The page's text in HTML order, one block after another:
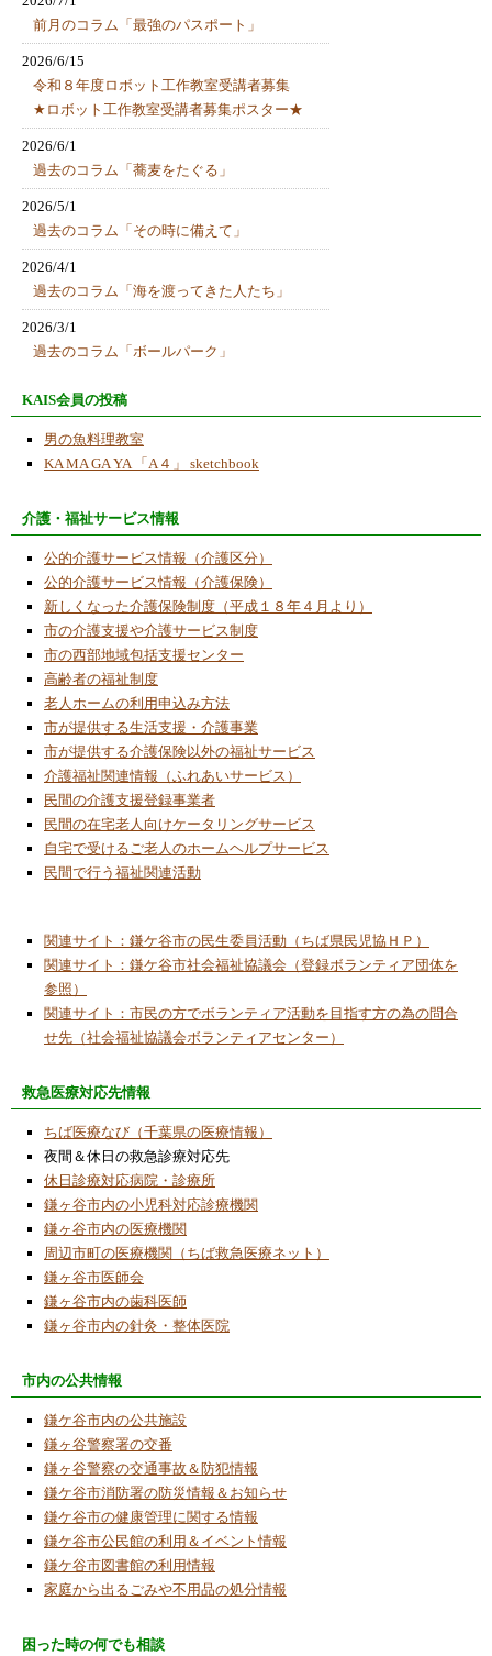
前月のコラム「最強のパスポート」
2026/6/15
令和８年度ロボット工作教室受講者募集
★ロボット工作教室受講者募集ポスター★
2026/6/1
過去のコラム「蕎麦をたぐる」
2026/5/1
過去のコラム「その時に備えて」
2026/4/1
過去のコラム「海を渡ってきた人たち」
2026/3/1
過去のコラム「ボールパーク」
ゼスチャー顔認識センサーロボット
2026/1/8
ご注意ください！！当ＮＰＯ法人では「アカ
ルは一切発信しておりません。個人の情報漏
認」サイトや【サポート窓口】kamagaya-
info.com への返信メールやフリーダイヤルの
カスタマーサポートへの電話連絡は一切行わ
ないようにお願い致します。
2026/1/1
あけましておめでとうございます
2025/12/1
モノづくりの国
2025/11/1
ソフト・パワー
2025/9/22
中央公民館委託事業「子ども科学ワークショ
2025/9/1
ガストロノミー ツーリズム
2025/8/12
中央公民館委託事業「デジタルワークショッ
2025/7/3
今月のコラムはお休みです
2025/6/3
中央公民館「デジタルワークショップ」講座
開催に協力
2025/6/3
令和７年度「ロボット工作教室」受講希望者
募集中
2025/6/3
７年度事業活動計画」について更新致しまし
た。
2025/6/1
泊食分離
2024/12/4
市立五本松小学校５年生向けのプログラム学
習体験講座を開催
2024/9/21
ップ」で電気の仕組みを知ろうのイベントで
KAIS会員の投稿
男の魚料理教室
KA MA GA YA 「A４」 sketchbook
介護・福祉サービス情報
公的介護サービス情報（介護区分）
公的介護サービス情報（介護保険）
新しくなった介護保険制度（平成１８年４月より）
市の介護支援や介護サービス制度
市の西部地域包括支援センター
高齢者の福祉制度
老人ホームの利用申込み方法
市が提供する生活支援・介護事業
市が提供する介護保険以外の福祉サービス
介護福祉関連情報（ふれあいサービス）
民間の介護支援登録事業者
民間の在宅老人向けケータリングサービス
自宅で受けるご老人のホームヘルプサービス
民間で行う福祉関連活動
関連サイト：鎌ケ谷市の民生委員活動（ちば県民児協ＨＰ）
関連サイト：鎌ケ谷市社会福祉協議会（登録ボランティア団体を
参照）
関連サイト：市民の方でボランティア活動を目指す方の為の問合
せ先（社会福祉協議会ボランティアセンター）
救急医療対応先情報
ちば医療なび（千葉県の医療情報）
夜間＆休日の救急診療対応先
休日診療対応病院・診療所
鎌ヶ谷市内の小児科対応診療機関
鎌ヶ谷市内の医療機関
周辺市町の医療機関（ちば救急医療ネット）
鎌ヶ谷市医師会
鎌ヶ谷市内の歯科医師
鎌ヶ谷市内の針灸・整体医院
市内の公共情報
鎌ケ谷市内の公共施設
鎌ヶ谷警察署の交番
鎌ヶ谷警察の交通事故＆防犯情報
鎌ケ谷市消防署の防災情報＆お知らせ
鎌ケ谷市の健康管理に関する情報
鎌ケ谷市公民館の利用＆イベント情報
鎌ケ谷市図書館の利用情報
家庭から出るごみや不用品の処分情報
困った時の何でも相談